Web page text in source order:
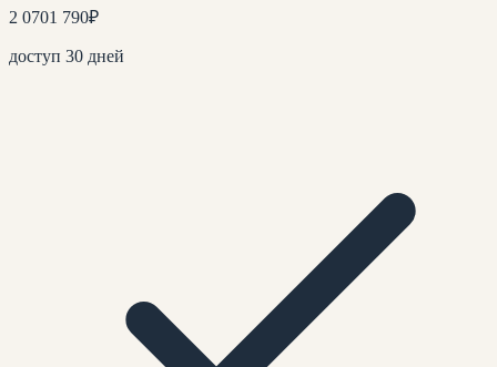
2 0701 790₽
доступ 30 дней